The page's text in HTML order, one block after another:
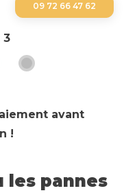
3
09 72 66 47 62
avant
!
les pannes